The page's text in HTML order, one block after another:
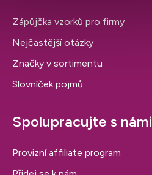
Zápůjčka vzorků pro firmy
Nejčastější otázky
Značky v sortimentu
Slovníček pojmů
Spolupracujte s námi
Provizní affiliate program